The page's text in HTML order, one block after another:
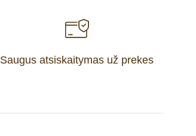
Saugus atsiskaitymas už prekes